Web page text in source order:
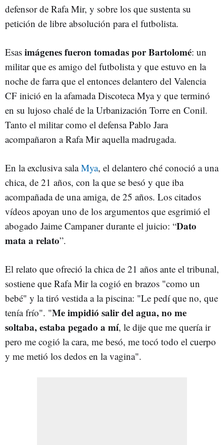
defensor de Rafa Mir, y sobre los que sustenta su
petición de libre absolución para el futbolista.
Esas imágenes fueron tomadas por Bartolomé: un
militar que es amigo del futbolista y que estuvo en la
noche de farra que el entonces delantero del Valencia
CF inició en la afamada Discoteca Mya y que terminó
en su lujoso chalé de la Urbanización Torre en Conil.
Tanto el militar como el defensa Pablo Jara
acompañaron a Rafa Mir aquella madrugada.
En la exclusiva salaMya, el delantero ché conoció a una
chica, de 21 años, con la que se besó y que iba
acompañada de una amiga, de 25 años. Los citados
vídeos apoyan uno de los argumentos que esgrimió el
abogado Jaime Campaner durante el juicio: “Dato
mata a relato”.
El relato que ofreció la chica de 21 años ante el tribunal,
sostiene que Rafa Mir la cogió en brazos "como un
bebé" y la tiró vestida a la piscina: "Le pedí que no, que
tenía frío". "Me impidió salir del agua, no me
soltaba, estaba pegado a mí, le dije que me quería ir
pero me cogió la cara, me besó, me tocó todo el cuerpo
y me metió los dedos en la vagina".